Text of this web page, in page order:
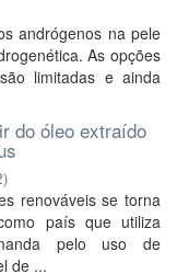
andrógenos na pele
As opções
limitadas e ainda
do óleo extraído
)
renováveis se torna
país que utiliza
pelo uso de
de ...